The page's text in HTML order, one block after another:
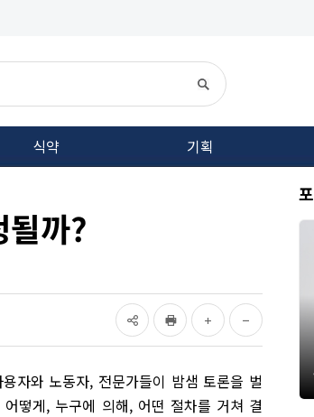
식약 기획
까?
자와 노동자, 전문가들이 밤샘 토론을 벌
떻게, 누구에 의해, 어떤 절차를 거쳐 결